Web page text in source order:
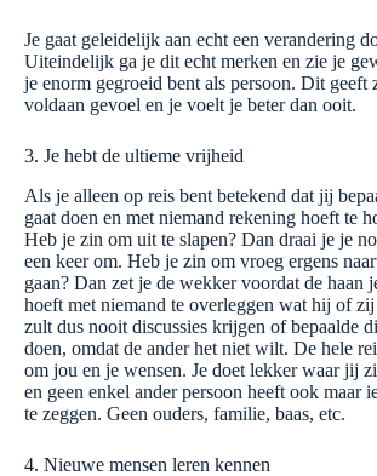
Je gaat geleidelijk aan echt een verandering
Uiteindelijk ga je dit echt merken en zie je
je enorm gegroeid bent als persoon. Dit geeft
voldaan gevoel en je voelt je beter dan ooit.
3. Je hebt de ultieme vrijheid
Als je alleen op reis bent betekend dat jij
gaat doen en met niemand rekening hoeft te
Heb je zin om uit te slapen? Dan draai je je
een keer om. Heb je zin om vroeg ergens
gaan? Dan zet je de wekker voordat de haan
hoeft met niemand te overleggen wat hij of
zult dus nooit discussies krijgen of bepaalde
doen, omdat de ander het niet wilt. De hele
om jou en je wensen. Je doet lekker waar jij
en geen enkel ander persoon heeft ook maar
te zeggen. Geen ouders, familie, baas, etc.
4. Nieuwe mensen leren kennen